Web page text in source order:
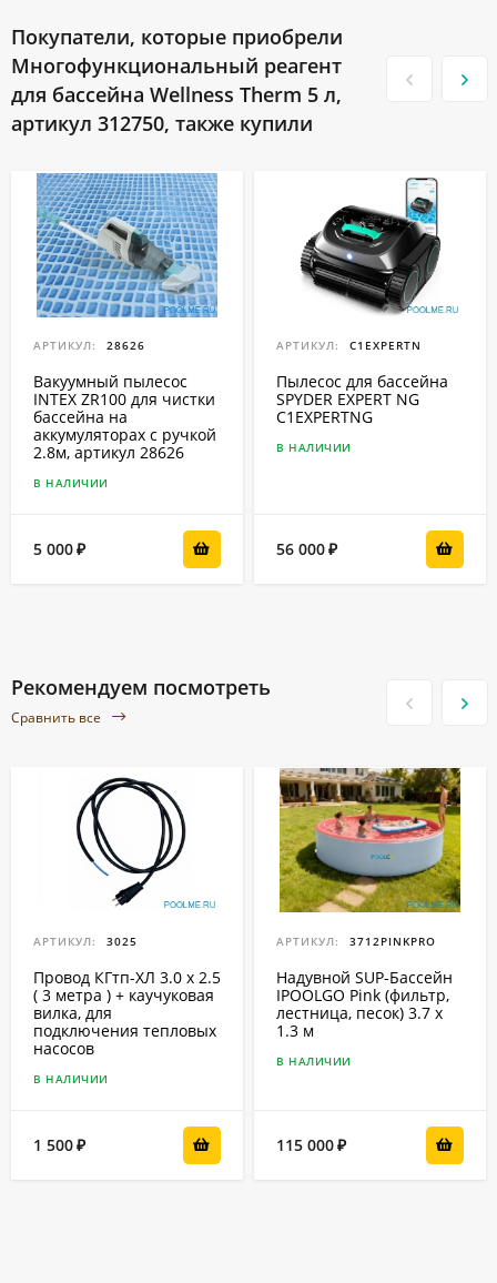
Покупатели, которые приобрели
Многофункциональный реагент
для бассейна Wellness Therm 5 л,
артикул 312750, также купили
АРТИКУЛ: 28626
Вакуумный пылесос
INTEX ZR100 для чистки
бассейна на
аккумуляторах с ручкой
2.8м, артикул 28626
В НАЛИЧИИ
5 000₽
АРТИКУЛ: C1EXPERTN
Пылесос для бассейна
SPYDER EXPERT NG
C1EXPERTNG
В НАЛИЧИИ
56 000₽
Рекомендуем посмотреть
Сравнить все
АРТИКУЛ: 3025
Провод КГтп-ХЛ 3.0 x 2.5
( 3 метра ) + каучуковая
вилка, для
подключения тепловых
насосов
В НАЛИЧИИ
1 500₽
АРТИКУЛ: 3712PINKPRO
Надувной SUP-Бассейн
IPOOLGO Pink (фильтр,
лестница, песок) 3.7 x
1.3 м
В НАЛИЧИИ
115 000₽